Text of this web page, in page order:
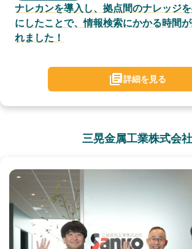
ナレカンを導入し、拠点間のナレッジ
にしたことで、情報検索にかかる時間
れました！
詳細を見る
三晃金属工業株式会社